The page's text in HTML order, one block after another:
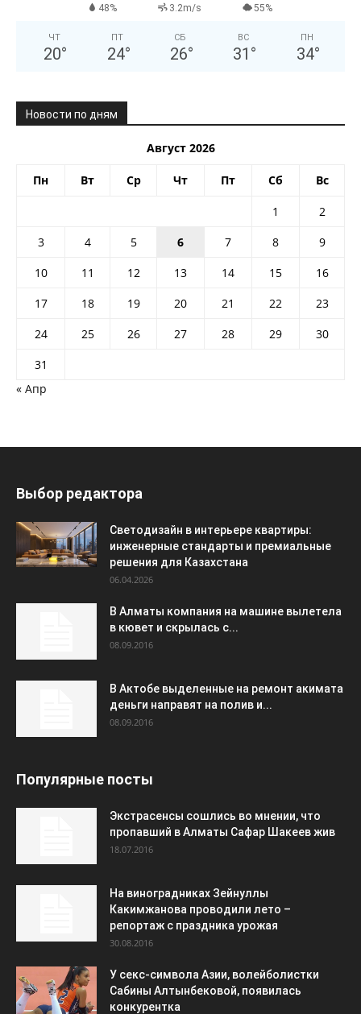
48% 3.2m/s 55%
ЧТ
20°
ПТ
24°
СБ
26°
ВС
31 °
ПН
34°
Новости по дням
Август 2026
Пн Вт Ср Чт Пт Сб Вс
1
2
3
4 5 6 7 8
9
10
11 12 13 14 15
16
17
18 19 20 21 22
23
24
25 26 27 28 29
30
31
« Апр
Выбор редактора
Светодизайн в интерьере квартиры:
инженерные стандарты и премиальные
решения для Казахстана
06.04.2026
В Алматы компания на машине вылетела
в кювет и скрылась с...
08.09.2016
В Актобе выделенные на ремонт акимата
деньги направят на полив и...
08.09.2016
Популярные посты
Экстрасенсы сошлись во мнении, что
пропавший в Алматы Сафар Шакеев жив
18.07.2016
На виноградниках Зейнуллы
Какимжанова проводили лето –
репортаж с праздника урожая
30.08.2016
У секс-символа Азии, волейболистки
Сабины Алтынбековой, появилась
конкурентка